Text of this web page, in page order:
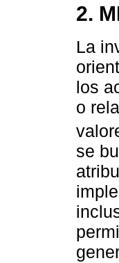
2.
La
los
o
se